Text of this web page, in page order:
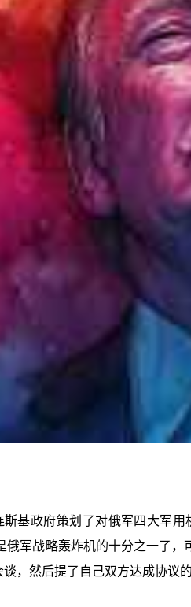
基政府策划了对俄军四大军
军战略轰炸机的十分之一了
，然后提了自己双方达成协议的